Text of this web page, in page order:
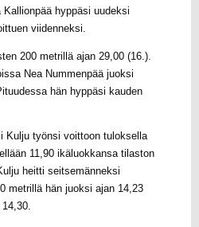
hyppäsi uudeksi
viidenneksi.
200 metrillä ajan 29,00 (16.).
Nea Nummenpää juoksi
hän hyppäsi kauden
Kulju työnsi voittoon tuloksella
11,90 ikäluokkansa tilaston
heitti seitsemänneksi
metrillä hän juoksi ajan 14,23